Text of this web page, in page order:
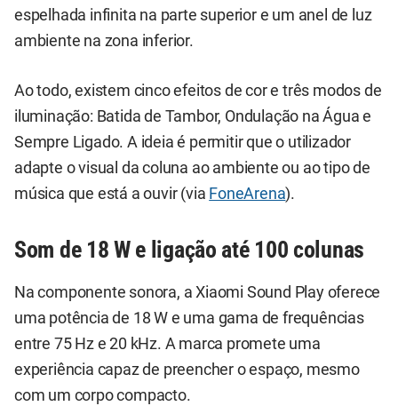
espelhada infinita na parte superior e um anel de luz
ambiente na zona inferior.
Ao todo, existem cinco efeitos de cor e três modos de
iluminação: Batida de Tambor, Ondulação na Água e
Sempre Ligado. A ideia é permitir que o utilizador
adapte o visual da coluna ao ambiente ou ao tipo de
música que está a ouvir (via FoneArena).
Som de 18 W e ligação até 100 colunas
Na componente sonora, a Xiaomi Sound Play oferece
uma potência de 18 W e uma gama de frequências
entre 75 Hz e 20 kHz. A marca promete uma
experiência capaz de preencher o espaço, mesmo
com um corpo compacto.